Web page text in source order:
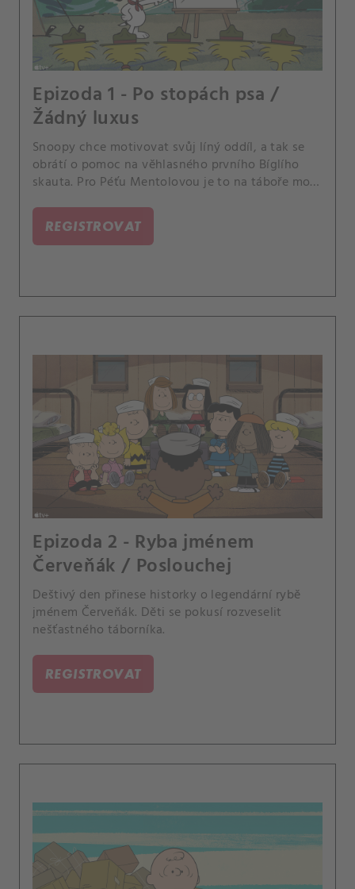
Epizoda 1 - Po stopách psa /
Žádný luxus
Snoopy chce motivovat svůj líný oddíl, a tak se
obrátí o pomoc na věhlasného prvního Bíglího
skauta. Pro Péťu Mentolovou je to na táboře moc
REGISTROVAT
Epizoda 2 - Ryba jménem
Červeňák / Poslouchej
Deštivý den přinese historky o legendární rybě
jménem Červeňák. Děti se pokusí rozveselit
nešťastného táborníka.
REGISTROVAT